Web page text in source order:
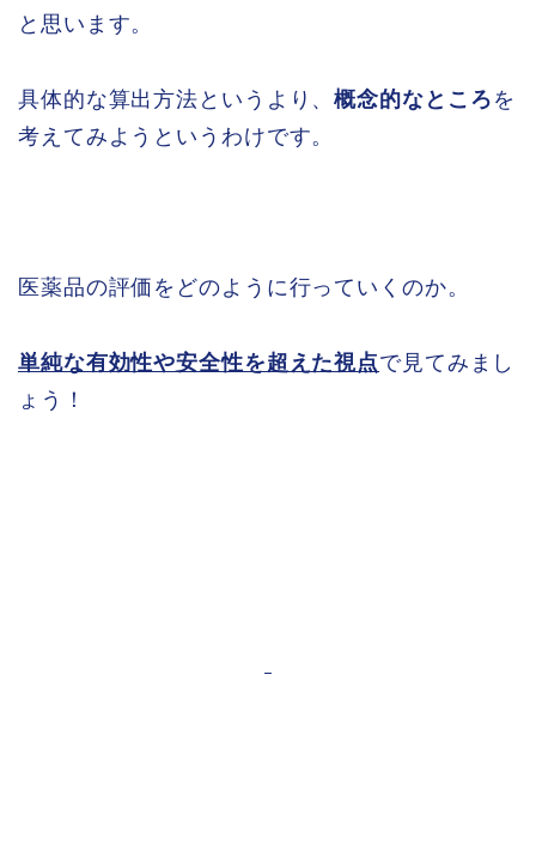
と思います。
具体的な算出方法というより、概念的なところ を
考えてみようというわけです。
医薬品の評価をどのように行っていくのか。
単純な有効性や安全性を超えた視点で見てみまし
ょう！